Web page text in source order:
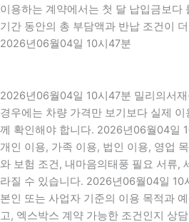
이용하는 계약에서는 첫 달 납입금보다
기간 동안의 총 부담액과 반납 조건이
2026년06월04일 10시47분
2026년06월04일 10시47분 밀리의서
경우에는 차량 가격만 보기보다 실제
께 확인해야 합니다. 2026년06월04일
개인 이용, 가족 이용, 법인 이용, 영업
와 보험 조건, 내마음의태풍 필요 서류,
라질 수 있습니다. 2026년06월04일 10
본인 또는 사업자 기준의 이용 목적과
고, 엑스박스 계약 가능한 조건인지 상